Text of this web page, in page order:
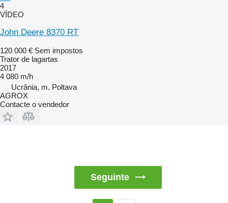
4
VÍDEO
John Deere 8370 RT
120 000 € Sem impostos
Trator de lagartas
2017
4 080 m/h
Ucrânia, m. Poltava
AGROX
Contacte o vendedor
Seguinte